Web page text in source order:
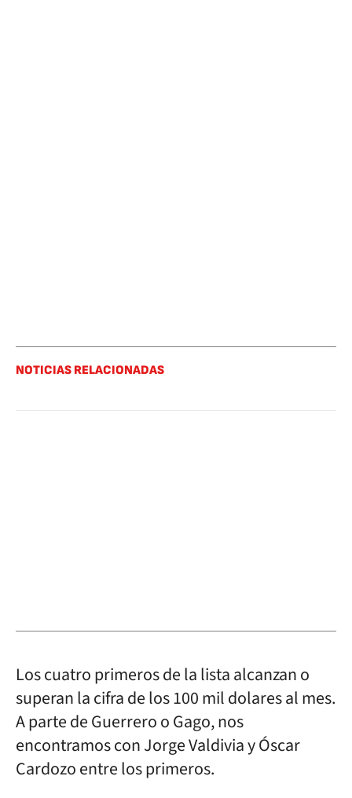
NOTICIAS RELACIONADAS
Los cuatro primeros de la lista alcanzan o
superan la cifra de los 100 mil dolares al mes.
A parte de Guerrero o Gago, nos
encontramos con Jorge Valdivia y Óscar
Cardozo entre los primeros.